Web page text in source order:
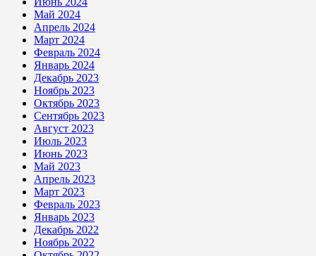
Май 2024
Апрель 2024
Март 2024
Февраль 2024
Январь 2024
Декабрь 2023
Ноябрь 2023
Октябрь 2023
Сентябрь 2023
Август 2023
Июль 2023
Июнь 2023
Май 2023
Апрель 2023
Март 2023
Февраль 2023
Январь 2023
Декабрь 2022
Ноябрь 2022